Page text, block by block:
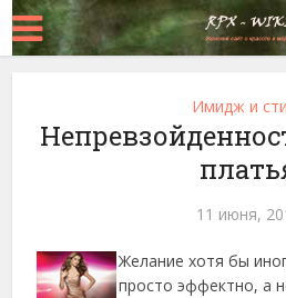
Имидж и
11 июня,
Желание хотя бы
просто эффектно, а